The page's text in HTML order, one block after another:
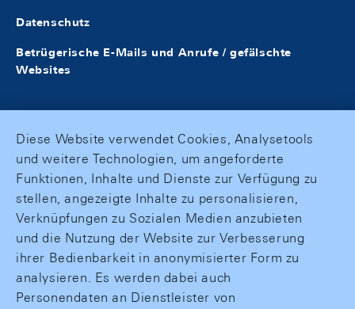
Datenschutz
Betrügerische E-Mails und Anrufe / gefälschte
Websites
Diese Website verwendet Cookies, Analysetools
und weitere Technologien, um angeforderte
Funktionen, Inhalte und Dienste zur Verfügung zu
stellen, angezeigte Inhalte zu personalisieren,
Verknüpfungen zu Sozialen Medien anzubieten
und die Nutzung der Website zur Verbesserung
ihrer Bedienbarkeit in anonymisierter Form zu
analysieren. Es werden dabei auch
Personendaten an Dienstleister von